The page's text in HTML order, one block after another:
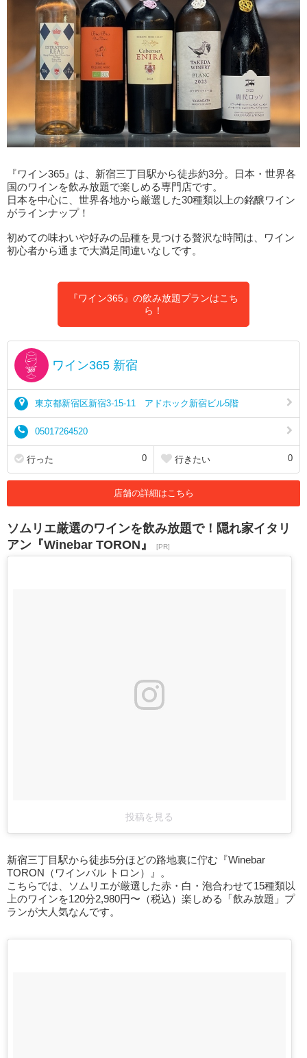
『ワイン365』は、新宿三丁目駅から徒歩約3分。日本・世界各
国のワインを飲み放題で楽しめる専門店です。
日本を中心に、世界各地から厳選した30種類以上の銘醸ワイン
がラインナップ！
初めての味わいや好みの品種を見つける贅沢な時間は、ワイン
初心者から通まで大満足間違いなしです。
『ワイン365』の飲み放題プランはこち
ら！
ワイン365 新宿
東京都新宿区新宿3-15-11 アドホック新宿ビル5階
05017264520
行った 0 行きたい 0
店舗の詳細はこちら
ソムリエ厳選のワインを飲み放題で！隠れ家イタリ
アン『Winebar TORON』
[PR]
投稿を見る
新宿三丁目駅から徒歩5分ほどの路地裏に佇む『Winebar
TORON（ワインバル トロン）』。
こちらでは、ソムリエが厳選した赤・白・泡合わせて15種類以
上のワインを120分2,980円〜（税込）楽しめる「飲み放題」プ
ランが大人気なんです。